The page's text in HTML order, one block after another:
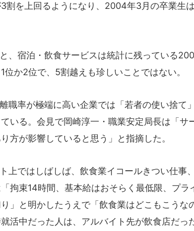
割を上回るようになり、2004年3月の卒業生
、宿泊・飲食サービスは統計に残っている
位か2位で、5割越えも珍しいことではない。
職率が極端に高い企業では「若者の使い捨て
いる。会見で岡崎淳一・職業安定局長は「サ
方が影響していると思う」と指摘した。
上ではしばしば、飲食業イコールきつい仕事
拘束14時間、基本給はおそらく最低限、プラ
」と明かしたうえで「飲食業はどこもこうな
活中だった人は、アルバイト先が飲食店だっ